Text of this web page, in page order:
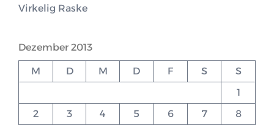
Virkelig Raske
Dezember 2013
M D M D F S
S
1
2
3 4 5 6 7
8